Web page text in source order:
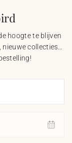
hoogte te blijven
collecties…